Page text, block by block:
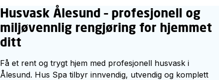
Husvask Ålesund – profesjonell og
miljøvennlig rengjøring for hjemmet
ditt
Få et rent og trygt hjem med profesjonell husvask i
Ålesund. Hus Spa tilbyr innvendig, utvendig og komplett